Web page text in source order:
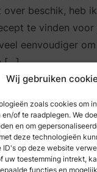
Wij gebruiken
zoals cookies om
of te raadplegen. We
en om
deze technologieën
op deze website
uw toestemming intrekt,
functies en
over beschik, heb
te vinden voor
eenvoudiger
[…]
READ MORE